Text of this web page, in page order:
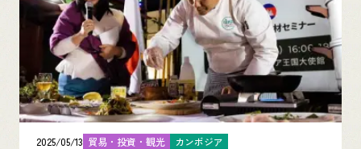
2025/05/13 貿易・投資・観光 カンボジア